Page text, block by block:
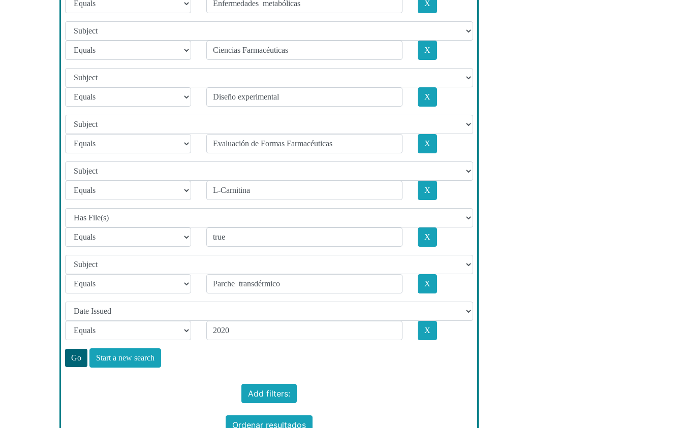
Start a new search
Add filters:
Ordenar resultados